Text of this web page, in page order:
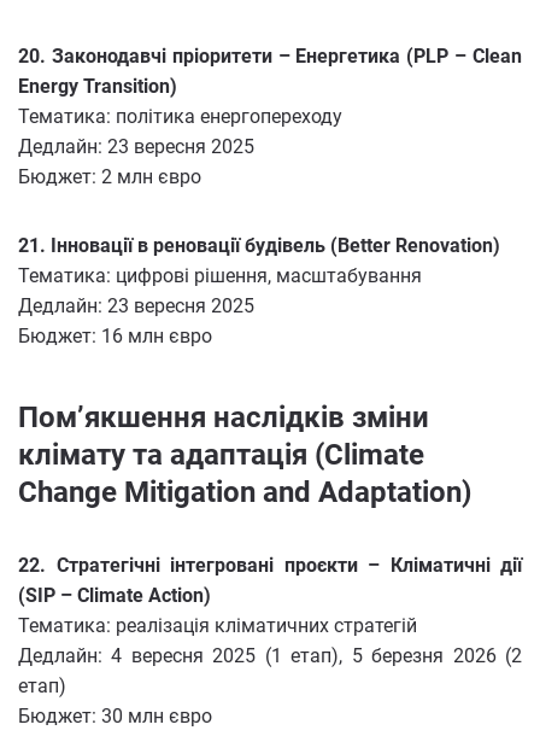
20. Законодавчі пріоритети – Енергетика (PLP – Clean
Energy Transition)
Тематика: політика енергопереходу
Дедлайн: 23 вересня 2025
Бюджет: 2 млн євро
21. Інновації в реновації будівель (Better Renovation)
Тематика: цифрові рішення, масштабування
Дедлайн: 23 вересня 2025
Бюджет: 16 млн євро
Пом’якшення наслідків зміни
клімату та адаптація (Climate
Change Mitigation and Adaptation)
22. Стратегічні інтегровані проєкти – Кліматичні дії
(SIP – Climate Action)
Тематика: реалізація кліматичних стратегій
Дедлайн: 4 вересня 2025 (1 етап), 5 березня 2026 (2
етап)
Бюджет: 30 млн євро